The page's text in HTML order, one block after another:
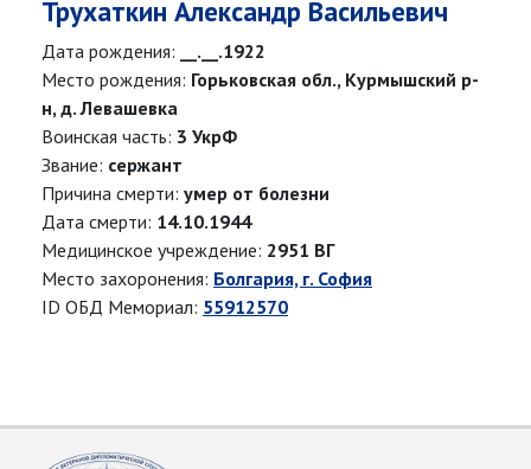
Трухаткин Александр Васильевич
Дата рождения:
__.__.1922
Место рождения: Горьковская обл., Курмышский р-
н, д. Левашевка
Воинская часть: 3 УкрФ
Звание: сержант
Причина смерти: умер от болезни
Дата смерти: 14.10.1944
Медицинское учреждение: 2951 ВГ
Место захоронения: Болгария, г. София
ID ОБД Мемориал: 55912570